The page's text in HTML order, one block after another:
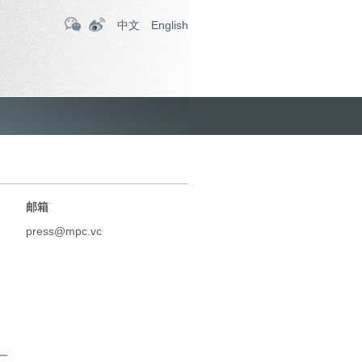
中文 English
邮箱
press@mpc.vc